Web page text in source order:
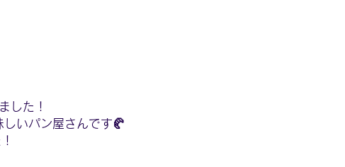
した！
いパン屋さんです🥐